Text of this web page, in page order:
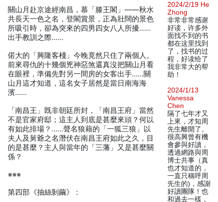
關山月赴京途經南昌，慕「滕王閣」——秋水
共長天一色之名，登閣賞景，正為壯闊的景色
所吸引時，卻為突來的四男四女八人所擾……
出手教訓之際……
偌大的「興隆客棧」今晚竟然只住了兩個人。
前來尋仇的十幾個兇神惡煞還真沒把關山月看
在眼裡，準備先對另一間房的女客出手……關
山月這才知道，這名女子居然是當日南海海
濱……
「南昌王」既非朝廷所封，「南昌王府」當然
不是官家府邸；這主人到底是甚麼來頭？何以
有如此排場？……聲名狼藉的「一狐三狼」以
夫人及舅爺之名潛伏在南昌王府如此之久，目
的是甚麼？主人與當年的「三藩」又是甚麼關
係？
※※※
第四部《抽絲剝繭》：
2024/2/19 He
Zhong
非常非常感谢
好读，许多外
面找不到的书
都在这里找到
了，找书的过
程，好读给了
我非常大的帮
助！
2024/1/13
Vanessa
Chen
隔了七年才又
上來，才知周
先生離開了。
很高興曾有機
會參與好讀，
透過網路與周
博士共事（真
也才知道的，
一直只稱呼周
先生的)，感謝
好讀團隊！也
和過去一樣，